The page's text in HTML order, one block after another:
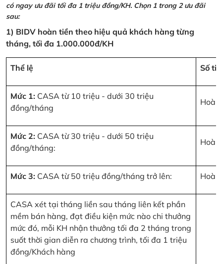
có ngay ưu đãi tối đa 1 triệu đồng/KH. Chọn 1 trong 2 ưu đãi
sau:
1) BIDV hoàn tiền theo hiệu quả khách hàng từng
tháng, tối đa 1.000.000đ/KH
Thể lệ Số
Mức 1: CASA từ 10 triệu - dưới 30 triệu
đồng/tháng
Mức 2: CASA từ 30 triệu - dưới 50 triệu
đồng/tháng:
Mức 3: CASA từ 50 triệu đồng/tháng trở lên:
CASA xét tại tháng liền sau tháng liên kết phần
mềm bán hàng, đạt điều kiện mức nào chi thưởng
mức đó, mỗi KH nhận thưởng tối đa 2 tháng trong
suốt thời gian diễn ra chương trình, tối đa 1 triệu
đồng/Khách hàng